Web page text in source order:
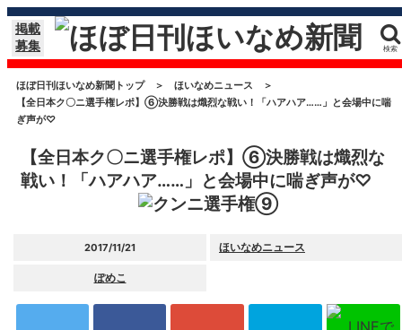
掲載
募集
検索
ほぼ日刊ほいなめ新聞トップ ＞ ほいなめニュース
＞
【全日本ク〇ニ選手権レポ】⑥決勝戦は熾烈な戦い！「ハアハア……」と会場中に喘
ぎ声が♡
【全日本ク〇ニ選手権レポ】⑥決勝戦は熾烈な
戦い！「ハアハア……」と会場中に喘ぎ声が♡
2017/11/21 ほいなめニュース
ぽめこ